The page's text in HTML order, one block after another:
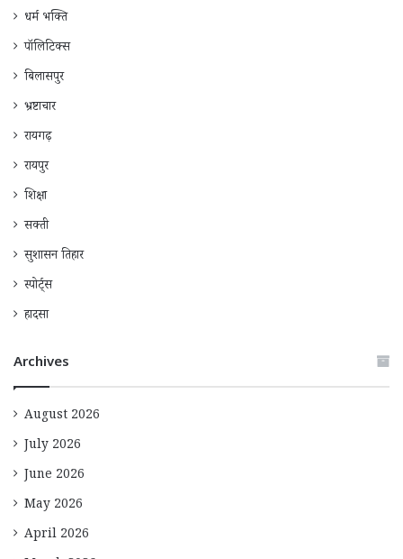
धर्म भक्ति
पॉलिटिक्स
बिलासपुर
भ्रष्टाचार
रायगढ़
रायपुर
शिक्षा
सक्ती
सुशासन तिहार
स्पोर्ट्स
हादसा
Archives
August 2026
July 2026
June 2026
May 2026
April 2026